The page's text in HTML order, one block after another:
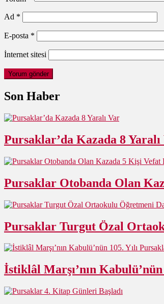
Ad *
E-posta *
İnternet sitesi
Son Haber
Pursaklar’da Kazada 8
Pursaklar Otobanda Olan
Pursaklar Turgut Özal
İstiklâl Marşı’nın Kabulü’nün